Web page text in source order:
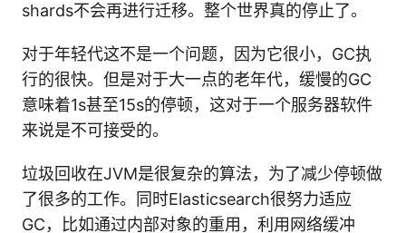
shards不会再进行迁移。整个世界真的停止了。
对于年轻代这不是一个问题，因为它很小，GC执
行的很快。但是对于大一点的老年代，缓慢的GC
意味着1s甚至15s的停顿，这对于一个服务器软件
来说是不可接受的。
垃圾回收在JVM是很复杂的算法，为了减少停顿做
了很多的工作。同时Elasticsearch很努力适应
GC，比如通过内部对象的重用，利用网络缓冲